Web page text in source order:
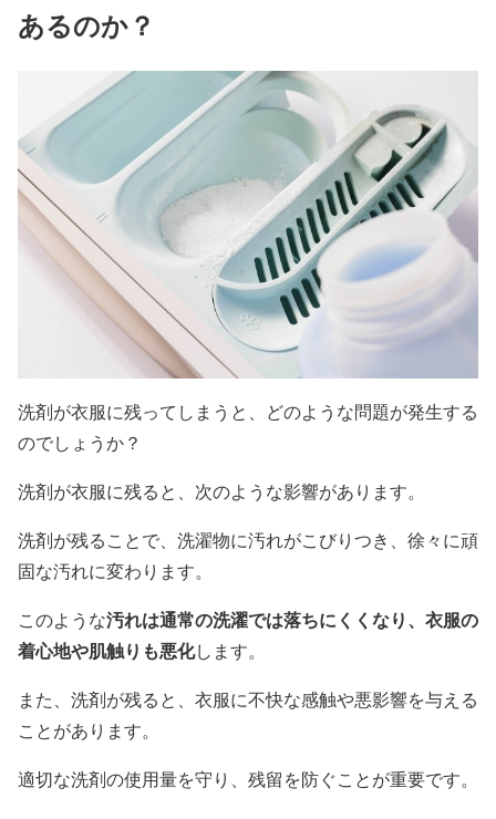
あるのか？
洗剤が衣服に残ってしまうと、どのような問題が発生する
のでしょうか？
洗剤が衣服に残ると、次のような影響があります。
洗剤が残ることで、洗濯物に汚れがこびりつき、徐々に頑
固な汚れに変わります。
このような汚れは通常の洗濯では落ちにくくなり、衣服の
着心地や肌触りも悪化します。
また、洗剤が残ると、衣服に不快な感触や悪影響を与える
ことがあります。
適切な洗剤の使用量を守り、残留を防ぐことが重要です。